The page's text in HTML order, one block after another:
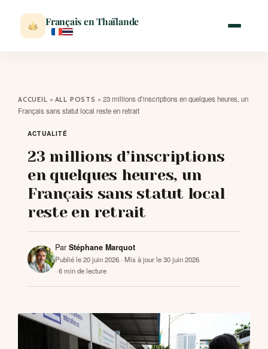
Français en Thaïlande
VISITER
MÉTÉO
EXPATRIATION
BLOG
ACCUEIL » ALL POSTS » 23 millions d’inscriptions en quelques heures, un
Français sans statut local reste en retrait
ACTUALITÉ
23 millions d’inscriptions
en quelques heures, un
Français sans statut local
reste en retrait
Par Stéphane Marquot
Publié le 20 juin 2026 · Mis à jour le 30 juin 2026
· 6 min de lecture